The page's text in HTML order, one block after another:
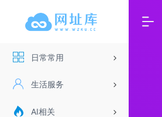
日常常用
生活服务
AI相关